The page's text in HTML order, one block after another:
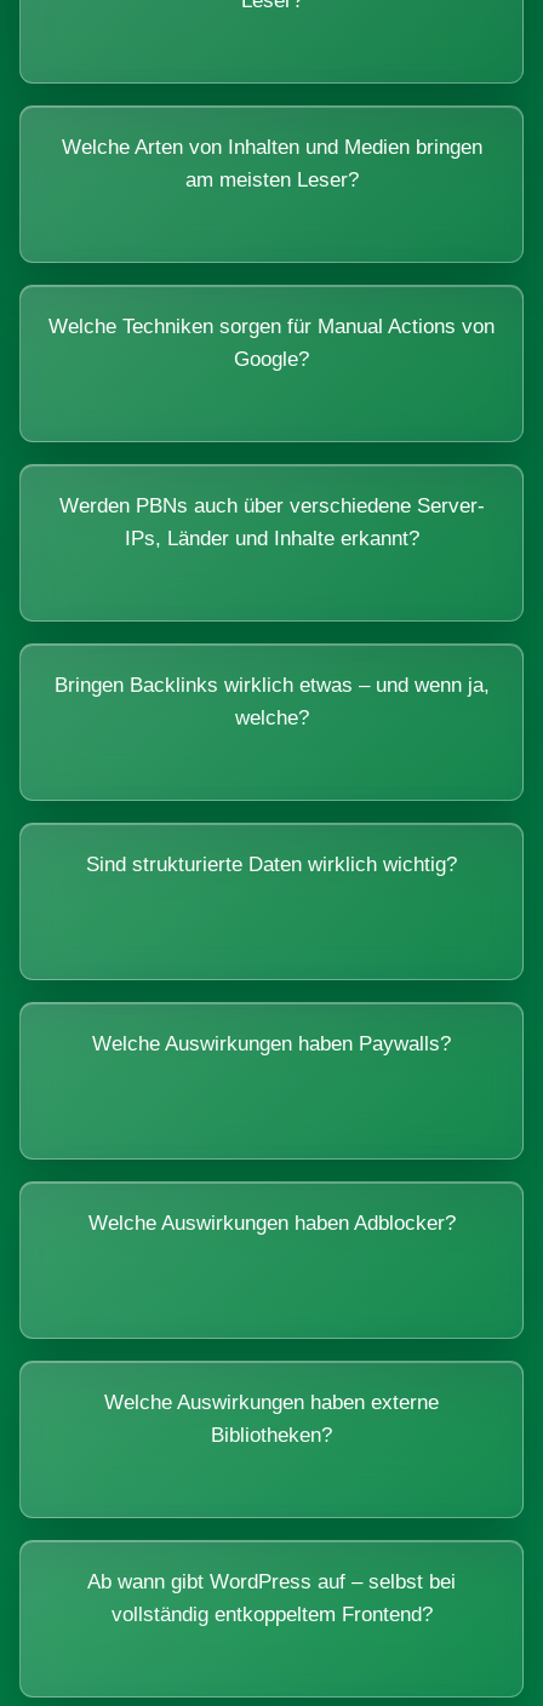
Welche Arten von Inhalten und Medien bringen
am meisten Leser?
Welche Techniken sorgen für Manual Actions von
Google?
Werden PBNs auch über verschiedene Server-
IPs, Länder und Inhalte erkannt?
Bringen Backlinks wirklich etwas – und wenn ja,
welche?
Sind strukturierte Daten wirklich wichtig?
Welche Auswirkungen haben Paywalls?
Welche Auswirkungen haben Adblocker?
Welche Auswirkungen haben externe
Bibliotheken?
Ab wann gibt WordPress auf – selbst bei
vollständig entkoppeltem Frontend?